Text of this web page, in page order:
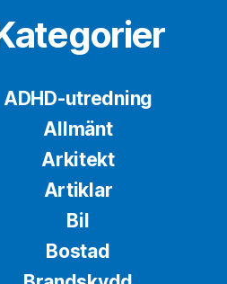
ADHD-utredning
Allmänt
Arkitekt
Artiklar
Bil
Bostad